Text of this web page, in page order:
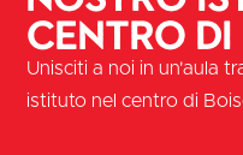
centro di
Unisciti a noi in un'aula
istituto nel centro di